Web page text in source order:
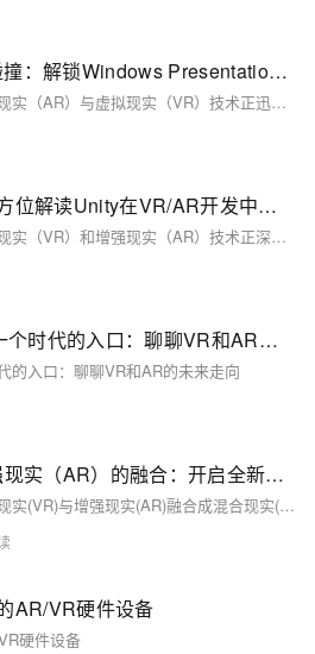
WPF与AR/VR的激情碰撞：解锁Windows Presentation Foundation应用新维度，探索增强现实与虚拟现实技术在现代UI设计中的无限可能与实战应用详解
【8月更文挑战第31天】增强现实（AR）与虚拟现实（VR）技术正迅速改变生活和工作方式，在游戏、教育及工业等领域展现出广泛应用前景。本文探讨如何在Windows Presentation Foundation（WPF）环境中实现AR/VR功能，通过具体示例代码展示整合过程。尽管WPF本身不直接支持AR/VR，但借助第三方库如Unity、Vuforia或OpenVR，可实现沉浸式体验。例如，通过Unity和Vuforia在WPF中创建AR应用，或利用OpenVR在WPF中集成VR功能，从而提升用户体验并拓展应用功能边界。
步入未来科技前沿：全方位解读Unity在VR/AR开发中的应用技巧，带你轻松打造震撼人心的沉浸式虚拟现实与增强现实体验——附详细示例代码与实战指南
【8月更文挑战第31天】虚拟现实（VR）和增强现实（AR）技术正深刻改变生活，从教育、娱乐到医疗、工业，应用广泛。Unity作为强大的游戏开发引擎，适用于构建高质量的VR/AR应用，支持Oculus Rift、HTC Vive、Microsoft HoloLens、ARKit和ARCore等平台。本文将介绍如何使用Unity创建沉浸式虚拟体验，包括设置项目、添加相机、处理用户输入等，并通过具体示例代码展示实现过程。无论是完全沉浸式的VR体验，还是将数字内容叠加到现实世界的AR应用，Unity均提供了所需的一切工具。
眼镜不是“玩具”，是下一个时代的入口：聊聊VR和AR的未来走向
的入口：聊聊VR和AR的未来走向
虚拟现实（VR）与增强现实（AR）的融合：开启全新交互时代
【6月更文挑战第17天】虚拟现实(VR)与增强现实(AR)融合成混合现实(MR)，打造全新交互体验。MR结合VR的沉浸感和AR的现实增强，应用于教育、游戏、设计和营销，带来创新教学方式、沉浸式游戏体验和高效设计工具。尽管面临技术挑战，随着5G和AI的发展，MR有望引领未来交互的革命。
AR/VR硬件设备
硬件设备